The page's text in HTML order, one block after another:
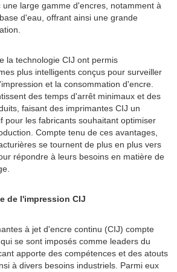
large gamme d'encres, notamment à
d'eau, offrant ainsi une grande
la technologie CIJ ont permis
plus intelligents conçus pour surveiller
et la consommation d'encre.
des temps d'arrêt minimaux et des
faisant des imprimantes CIJ un
pour les fabricants souhaitant optimiser
Compte tenu de ces avantages,
se tournent de plus en plus vers
répondre à leurs besoins en matière de
de l'impression CIJ
à jet d'encre continu (CIJ) compte
se sont imposés comme leaders du
apporte des compétences et des atouts
à divers besoins industriels. Parmi eux